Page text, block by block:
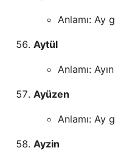
Anlamı: Ay
Aytül
Anlamı:
Ayüzen
Anlamı: Ay
Ayzin